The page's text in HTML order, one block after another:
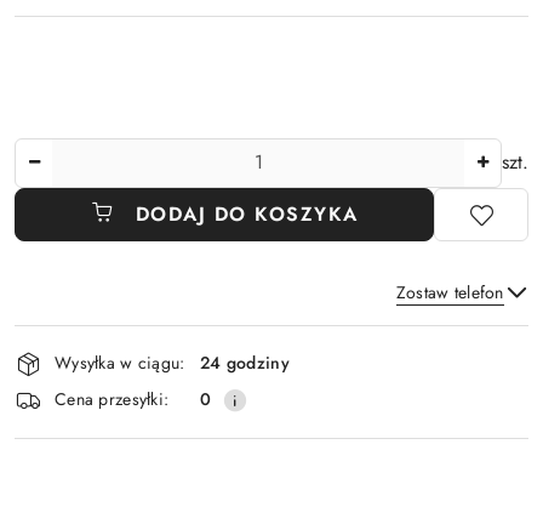
szt.
DODAJ DO KOSZYKA
Zostaw telefon
Wyślij
Dostępność
i
dostawa
Wysyłka w ciągu:
24 godziny
Cena przesyłki:
0